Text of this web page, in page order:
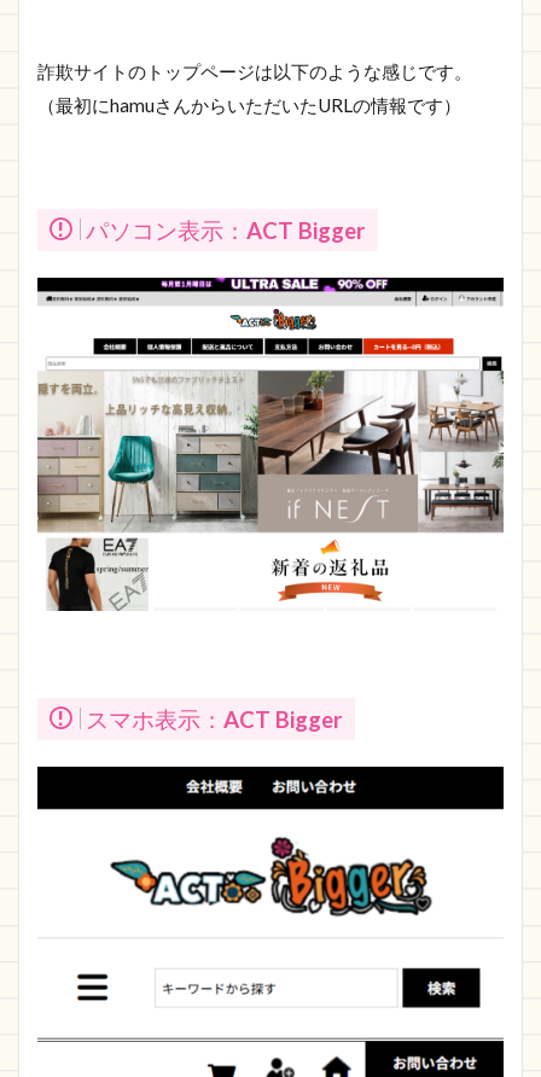
詐欺サイトのトップページは以下のような感じです。
（最初にhamuさんからいただいたURLの情報です）
パソコン表示： ACT Bigger
スマホ表示： ACT Bigger